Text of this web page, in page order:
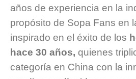
años de experiencia en la
propósito de Sopa Fans en
inspirado en el éxito de los
hace 30 años, quienes
categoría en China con la